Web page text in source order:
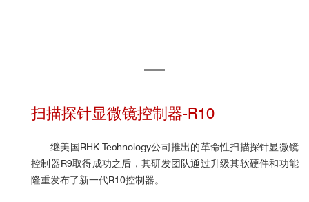
扫描探针显微镜控制器-R10
继美国RHK Technology公司推出的革命性扫描探针显微镜
控制器R9取得成功之后， 其研发团队通过升级其软硬件和功能
隆重发布了新一代R10控制器。